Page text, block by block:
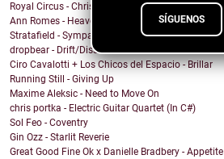
SÍGUENOS
Royal Circus - Christmas in blue
Ann Romes - Heaven
Stratafield - Sympathetic Waveforms
dropbear - Drift/Dissolve
Ciro Cavalotti + Los Chicos del Espacio - Brillar
Running Still - Giving Up
Maxime Aleksic - Need to Move On
chris portka - Electric Guitar Quartet (In C#)
Sol Feo - Coventry
Gin Ozz - Starlit Reverie
Great Good Fine Ok x Danielle Bradbery - Appetite